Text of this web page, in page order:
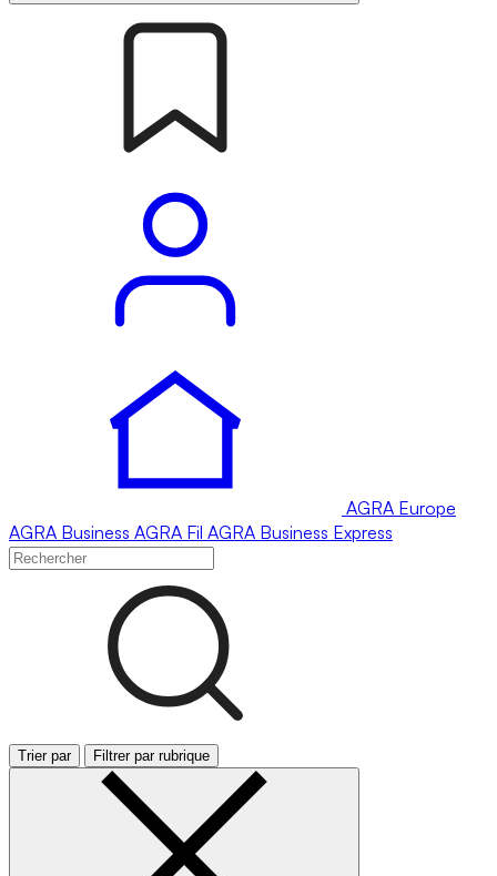
AGRA Europe
AGRA Business AGRA Fil AGRA Business Express
Trier par Filtrer par rubrique